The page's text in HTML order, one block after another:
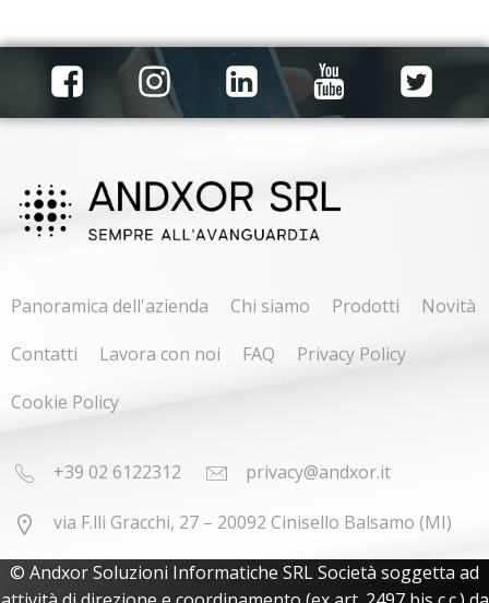
Panoramica dell'azienda Chi siamo Prodotti
Novità
Contatti
Lavora con noi FAQ
Privacy Policy
Cookie Policy
+39 02 6122312 privacy@andxor.it
via F.lli Gracchi, 27 – 20092 Cinisello Balsamo (MI)
© Andxor Soluzioni Informatiche SRL Società soggetta ad